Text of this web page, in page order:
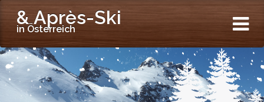
& Après-Ski
in Österreich